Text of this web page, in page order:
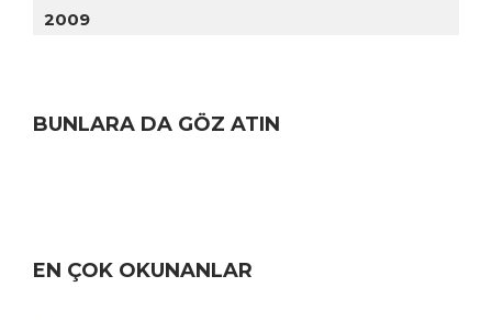
2009
BUNLARA DA GÖZ ATIN
EN ÇOK OKUNANLAR